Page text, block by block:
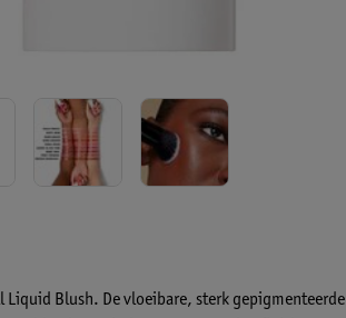
Liquid Blush. De vloeibare, sterk gepigmenteerde